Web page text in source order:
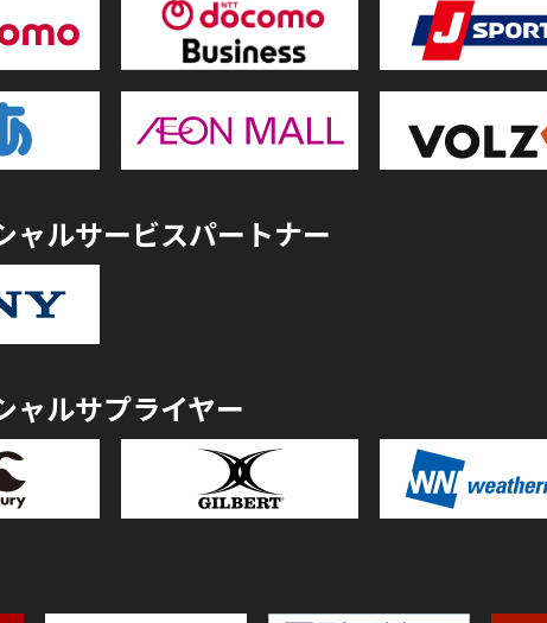
ャルサービスパートナー
ャルサプライヤー